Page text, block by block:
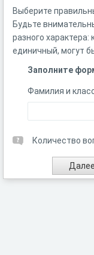
Выберите
Будьте
разного
единичный, могут
Заполните
Фамилия и
Количество